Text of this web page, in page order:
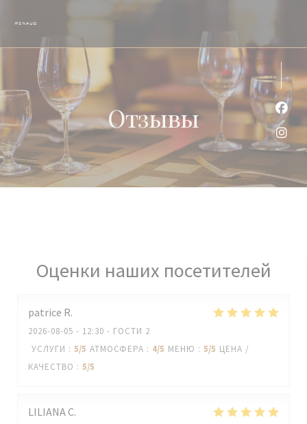
Отзывы
Оценки наших посетителей
patrice R
2026-08-05 - 12:30 - ГОСТИ 2
УСЛУГИ : 5/5 АТМОСФЕРА : 4/5 МЕНЮ : 5/5 ЦЕНА /
КАЧЕСТВО : 5/5
LILIANAC